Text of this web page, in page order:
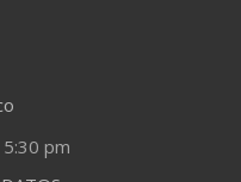
pm